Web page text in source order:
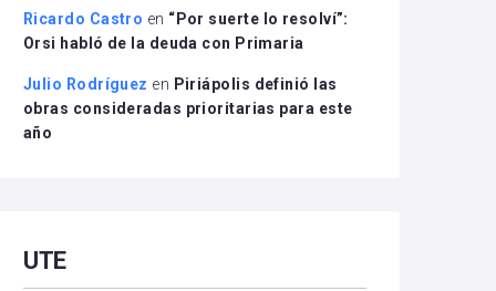
Ricardo Castro en “Por suerte lo resolví”:
Orsi habló de la deuda con Primaria
Julio Rodríguez en Piriápolis definió las
obras consideradas prioritarias para este
año
UTE